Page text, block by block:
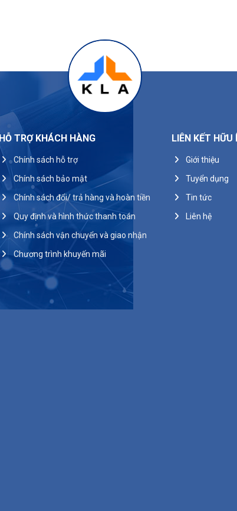
HỖ TRỢ KHÁCH HÀNG
Chính sách hỗ trợ
Chính sách bảo mật
Chính sách đổi/ trả hàng và hoàn tiền
Quy định và hình thức thanh toán
Chính sách vận chuyển và giao nhận
Chương trình khuyến mãi
LIÊN KẾT HỮU
Giới thiệu
Tuyển dụng
Tin tức
Liên hệ